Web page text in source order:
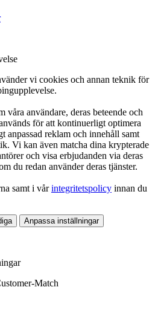
vi cookies och annan teknik för
våra användare, deras beteende och
för att kontinuerligt optimera
anpassad reklam och innehåll samt
Vi kan även matcha dina krypterade
och visa erbjudanden via deras
du redan använder deras tjänster.
samt i vårintegritetspolicy innan du
Anpassa inställningar
Match